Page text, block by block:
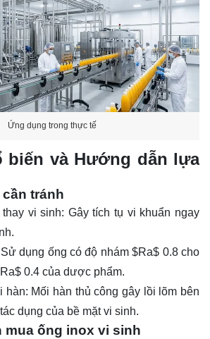
Ứng dụng trong thực tế
biến và Hướng dẫn lựa
tránh
vi sinh: Gây tích tụ vi khuẩn ngay
Sử dụng ống có độ nhám$Ra$ 0.8 cho
0.4 của dược phẩm.
hàn: Mối hàn thủ công gây lồi lõm bên
dụng của bề mặt vi sinh.
mua ống inox vi sinh